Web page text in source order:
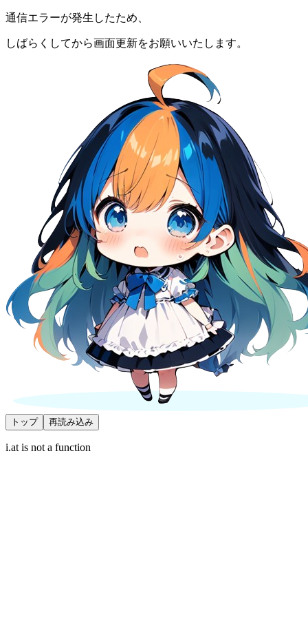
通信エラーが発生したため、
しばらくしてから画面更新をお願いいたします。
トップ 再読み込み
i.at is not a function